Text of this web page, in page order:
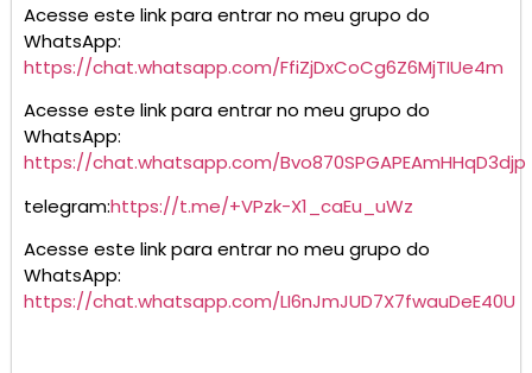
Acesse este link para entrar no meu grupo do
WhatsApp:
https://chat.whatsapp.com/FfiZjDxCoCg6Z6MjTIUe4m
Acesse este link para entrar no meu grupo do
WhatsApp:
https://chat.whatsapp.com/Bvo870SPGAPEAmHHqD3djp
telegram:https://t.me/+VPzk-X1_caEu_uWz
Acesse este link para entrar no meu grupo do
WhatsApp:
https://chat.whatsapp.com/LI6nJmJUD7X7fwauDeE40U